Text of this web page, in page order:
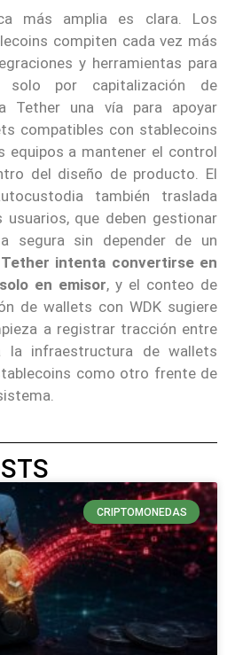
más amplia es clara. Los
compiten cada vez más
y herramientas para
solo por capitalización de
Tether una vía para apoyar
compatibles con stablecoins
equipos a mantener el control
del diseño de producto. El
también traslada
usuarios, que deben gestionar
segura sin depender de un
Tether intenta convertirse en
en emisor, y el conteo de
de wallets con WDK sugiere
a registrar tracción entre
la infraestructura de wallets
como otro frente de
CRIPTOMONEDAS